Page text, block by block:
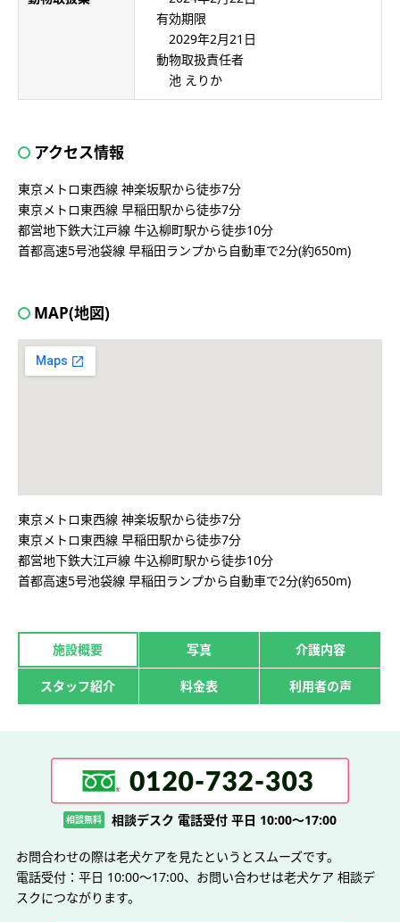
有効期限
2029年2月21日
動物取扱責任者
池 えりか
アクセス情報
東京メトロ東西線 神楽坂駅から徒歩7分
東京メトロ東西線 早稲田駅から徒歩7分
都営地下鉄大江戸線 牛込柳町駅から徒歩10分
首都高速5号池袋線 早稲田ランプから自動車で2分(約650m)
MAP(地図)
東京メトロ東西線 神楽坂駅から徒歩7分
東京メトロ東西線 早稲田駅から徒歩7分
都営地下鉄大江戸線 牛込柳町駅から徒歩10分
首都高速5号池袋線 早稲田ランプから自動車で2分(約650m)
施設概要 写真 介護内容
スタッフ紹介 料金表 利用者の声
相談無料 相談デスク 電話受付 平日 10:00～17:00
お問合わせの際は老犬ケアを見たというとスムーズです。
電話受付：平日 10:00～17:00、お問い合わせは老犬ケア 相談デ
スクにつながります。